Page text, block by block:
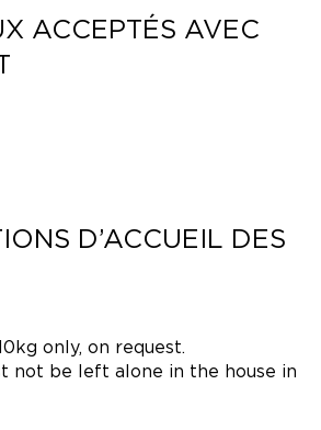
ACCEPTÉS AVEC
D’ACCUEIL DES
only, on request.
not be left alone in the house in